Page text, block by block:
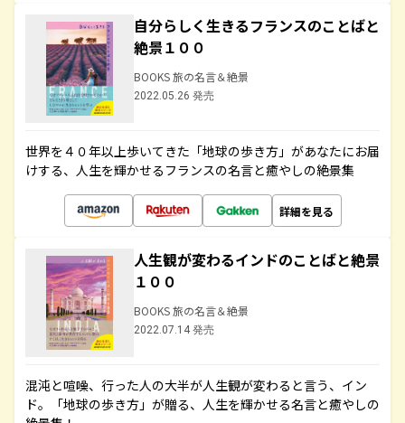
自分らしく生きるフランスのことばと
絶景１００
BOOKS 旅の名言＆絶景
2022.05.26 発売
世界を４０年以上歩いてきた「地球の歩き方」があなたにお届
けする、人生を輝かせるフランスの名言と癒やしの絶景集
詳細を見る
人生観が変わるインドのことばと絶景
１００
BOOKS 旅の名言＆絶景
2022.07.14 発売
混沌と喧噪、行った人の大半が人生観が変わると言う、イン
ド。「地球の歩き方」が贈る、人生を輝かせる名言と癒やしの